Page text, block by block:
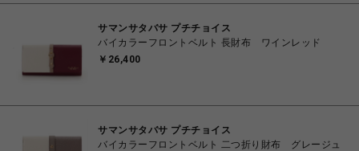
サマンサタバサ プチチョイス
バイカラーフロントベルト 長財布 ワインレッド
￥26,400
サマンサタバサ プチチョイス
バイカラーフロントベルト 二つ折り財布 グレージュ